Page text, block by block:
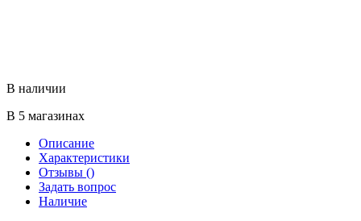
В наличии
В 5 магазинах
Описание
Характеристики
Отзывы ()
Задать вопрос
Наличие